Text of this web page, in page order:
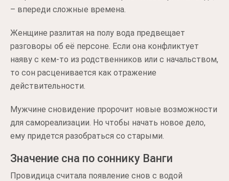
– впереди сложные времена.
Женщине разлитая на полу вода предвещает
разговоры об её персоне. Если она конфликтует
наяву с кем-то из родственников или с начальством,
то сон расценивается как отражение
действительности.
Мужчине сновидение пророчит новые возможности
для самореализации. Но чтобы начать новое дело,
ему придется разобраться со старыми.
Значение сна по соннику Ванги
Провидица считала появление снов с водой